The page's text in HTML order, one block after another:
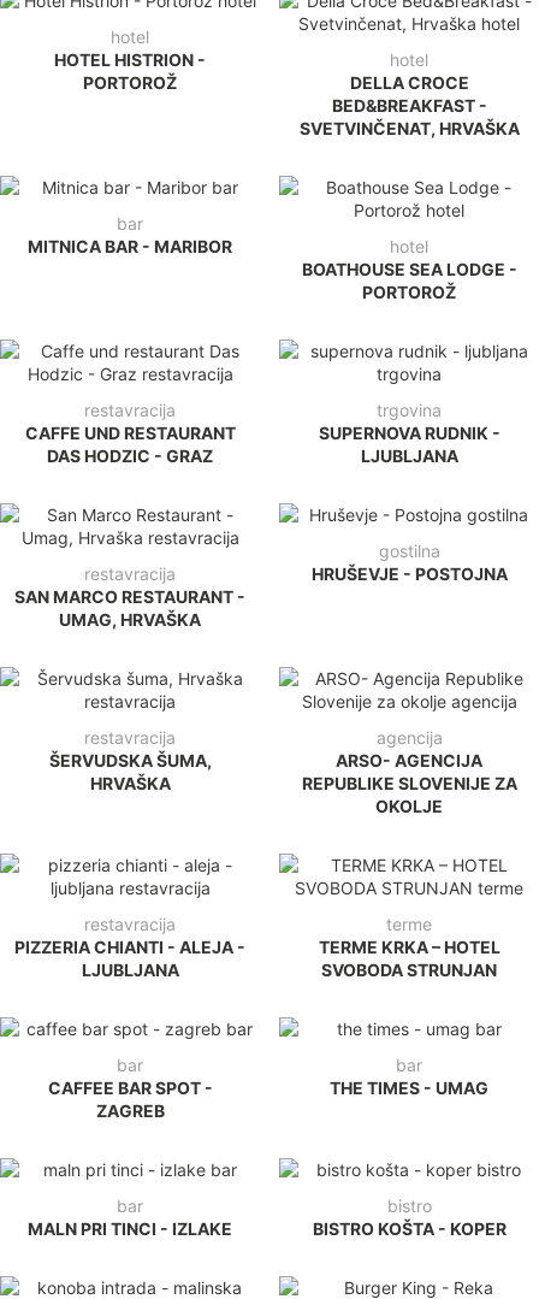
hotel
HOTEL HISTRION -
PORTOROŽ
hotel
DELLA CROCE
BED&BREAKFAST -
SVETVINČENAT, HRVAŠKA
bar
MITNICA BAR - MARIBOR
hotel
BOATHOUSE SEA LODGE -
PORTOROŽ
restavracija
CAFFE UND RESTAURANT
DAS HODZIC - GRAZ
trgovina
SUPERNOVA RUDNIK -
LJUBLJANA
restavracija
SAN MARCO RESTAURANT -
UMAG, HRVAŠKA
gostilna
HRUŠEVJE - POSTOJNA
restavracija
ŠERVUDSKA ŠUMA,
HRVAŠKA
agencija
ARSO- AGENCIJA
REPUBLIKE SLOVENIJE ZA
OKOLJE
restavracija
PIZZERIA CHIANTI - ALEJA -
LJUBLJANA
terme
TERME KRKA – HOTEL
SVOBODA STRUNJAN
bar
CAFFEE BAR SPOT -
ZAGREB
bar
THE TIMES - UMAG
bar
MALN PRI TINCI - IZLAKE
bistro
BISTRO KOŠTA - KOPER